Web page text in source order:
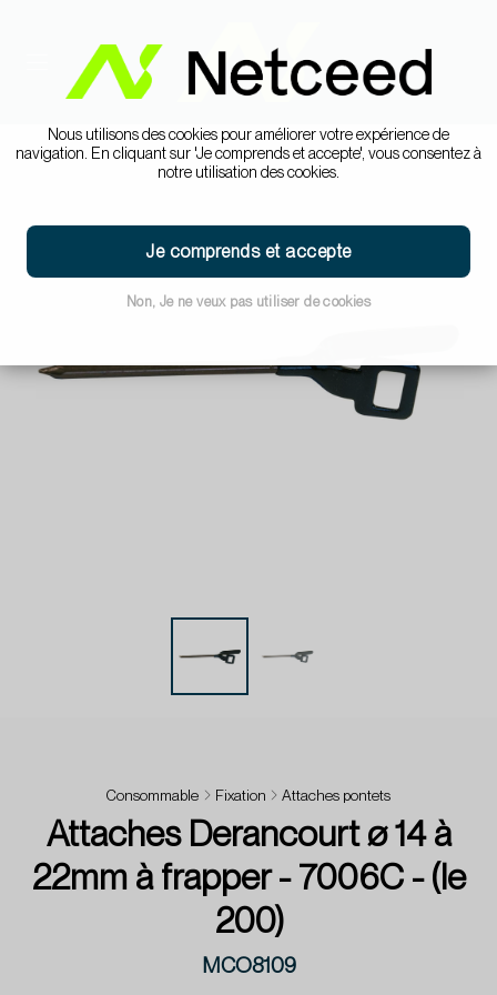
Nous utilisons des cookies pour améliorer votre expérience de
navigation. En cliquant sur 'Je comprends et accepte', vous consentez à
notre utilisation des cookies.
Je comprends et accepte
Non, Je ne veux pas utiliser de cookies
Consommable Fixation Attaches pontets
Attaches Derancourt ø 14 à
22mm à frapper - 7006C - (le
200)
MCO8109